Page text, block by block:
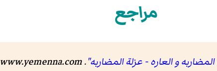
مراجع
و العاره - عزلة المضاربه".
www.yemenna.com